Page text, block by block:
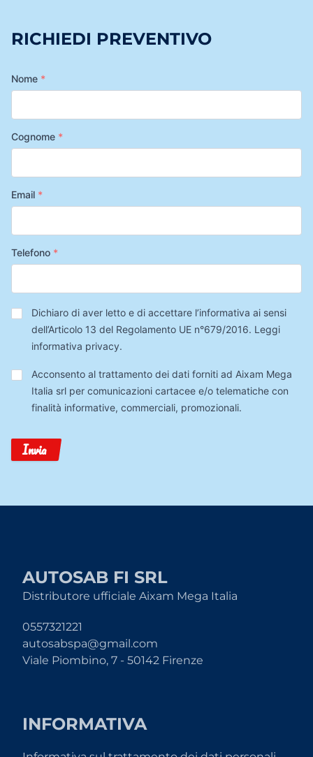
RICHIEDI PREVENTIVO
Nome *
Cognome *
Email *
Telefono *
Privacy*
Dichiaro di aver letto e di accettare l’informativa ai sensi
dell’Articolo 13 del Regolamento UE n°679/2016. Leggi
informativa privacy.
Trattamento
Dati
Acconsento al trattamento dei dati forniti ad Aixam Mega
Italia srl per comunicazioni cartacee e/o telematiche con
finalità informative, commerciali, promozionali.
Invia
AUTOSAB FI SRL
Distributore ufficiale Aixam Mega Italia
0557321221
autosabspa@gmail.com
Viale Piombino, 7 - 50142 Firenze
INFORMATIVA